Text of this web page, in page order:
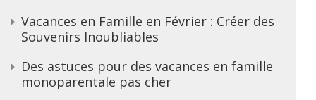
Vacances en Famille en Février : Créer des
Souvenirs Inoubliables
Des astuces pour des vacances en famille
monoparentale pas cher